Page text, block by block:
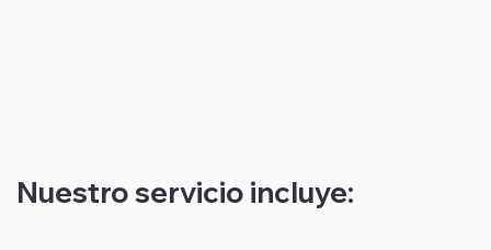
Nuestro servicio incluye: